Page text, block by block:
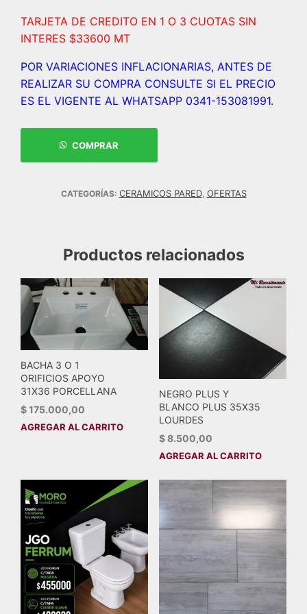
TARJETA DE CREDITO EN 1 O 3 CUOTAS SIN
INTERES $33600 MT
POR VARIACIONES INFLACIONARIAS, ANTES DE
REALIZAR SU COMPRA CONSULTE SI EL PRECIO
ES EL VIGENTE AL WHATSAPP 0341-153081991.
COMPRAR
CATEGORÍAS: CERAMICOS PARED, OFERTAS
Productos relacionados
BACHA 3 O 1
ORIFICIOS APOYO
31X36 PORCELLANA
$175.000,00
AGREGAR AL CARRITO
NEGRO PLUS Y
BLANCO PLUS 35X35
LOURDES
$8.500,00
AGREGAR AL CARRITO